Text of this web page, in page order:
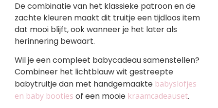
De combinatie van het klassieke patroon en de
zachte kleuren maakt dit truitje een tijdloos item
dat mooi blijft, ook wanneer je het later als
herinnering bewaart.
Wil je een compleet babycadeau samenstellen?
Combineer het lichtblauw wit gestreepte
babytruitje dan met handgemaakte babyslofjes
en baby booties of een mooie kraamcadeauset.